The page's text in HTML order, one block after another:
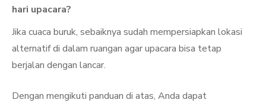
hari upacara?
Jika cuaca buruk, sebaiknya sudah mempersiapkan lokasi
alternatif di dalam ruangan agar upacara bisa tetap
berjalan dengan lancar.
Dengan mengikuti panduan di atas, Anda dapat